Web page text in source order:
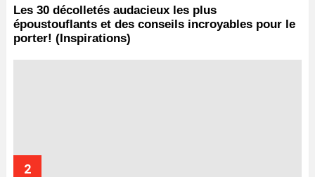
Les 30 décolletés audacieux les plus
époustouflants et des conseils incroyables pour le
porter! (Inspirations)